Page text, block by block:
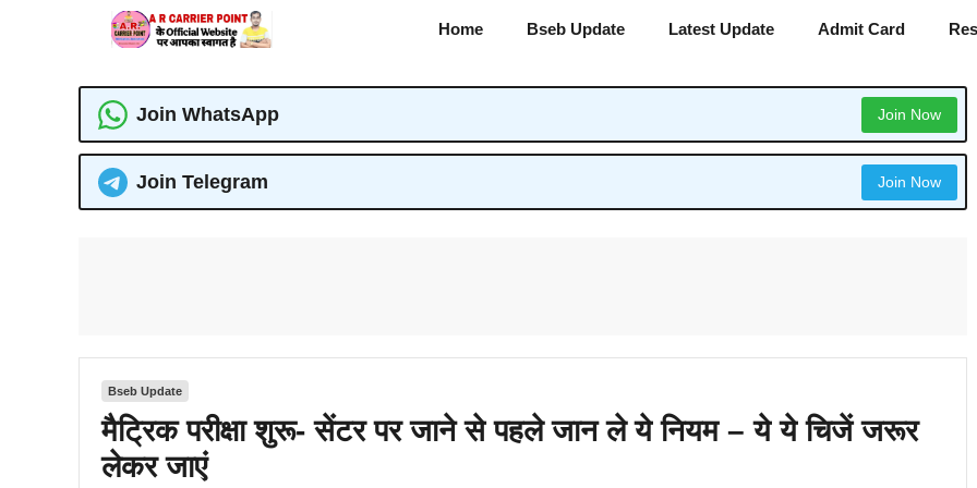
Home Bseb Update Latest Update Admit Card
Join WhatsApp Join Now
Join Telegram Join Now
Bseb Update
मैट्रिक परीक्षा शुरू- सेंटर पर जाने से पहले जान ले ये नियम – ये ये चिजें जरूर
लेकर जाएं